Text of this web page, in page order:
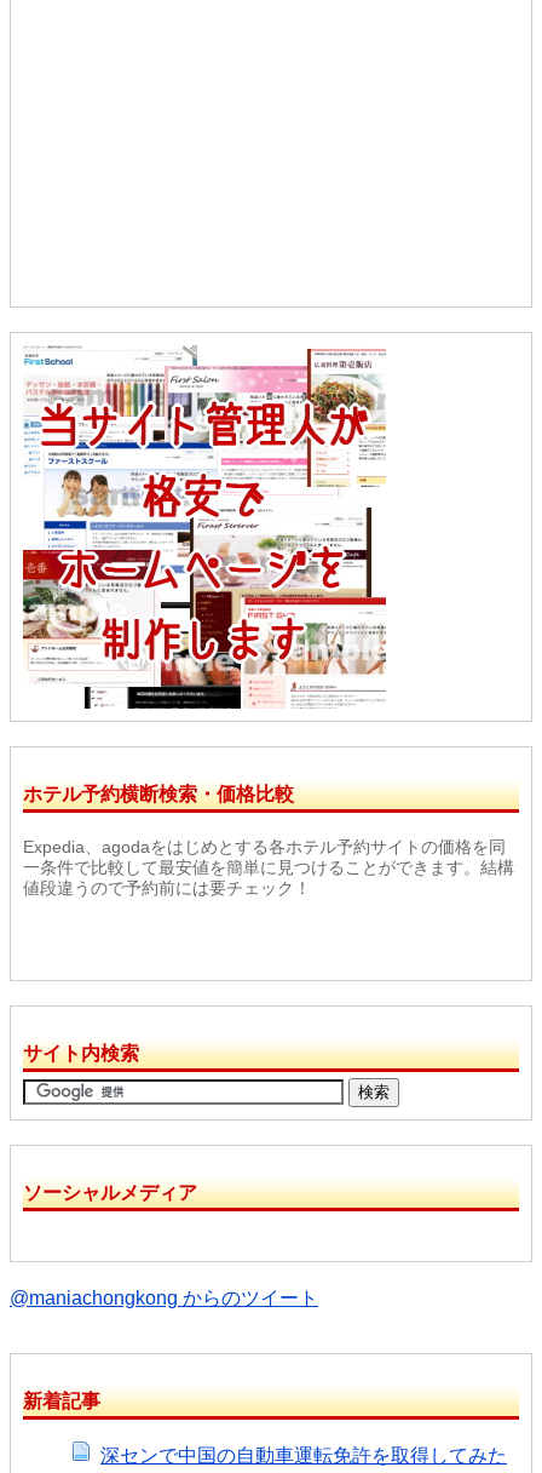
ホテル予約横断検索・価格比較
Expedia、agodaをはじめとする各ホテル予約サイトの価格を同
一条件で比較して最安値を簡単に見つけることができます。結構
値段違うので予約前には要チェック！
サイト内検索
ソーシャルメディア
@maniachongkong からのツイート
新着記事
深センで中国の自動車運転免許を取得してみた